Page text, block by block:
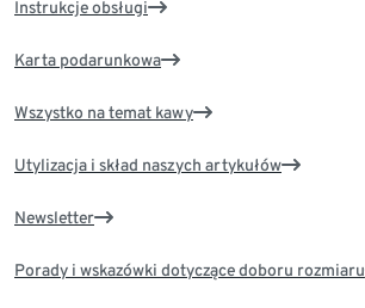
Instrukcje obsługi
Karta podarunkowa
Wszystko na temat kawy
Utylizacja i skład naszych artykułów
Newsletter
Porady i wskazówki dotyczące doboru rozmiaru